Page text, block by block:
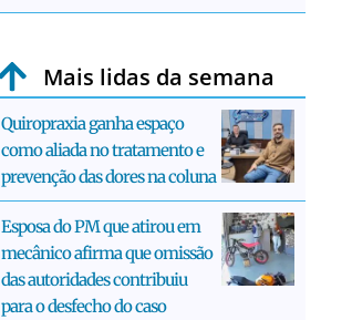
Mais lidas da semana
Quiropraxia ganha espaço
como aliada no tratamento e
prevenção das dores na coluna
Esposa do PM que atirou em
mecânico afirma que omissão
das autoridades contribuiu
para o desfecho do caso